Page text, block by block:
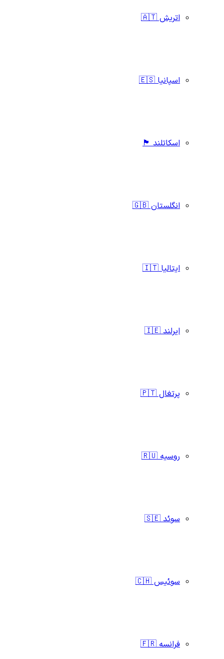
اتریش 🇦🇹
اسپانیا 🇪🇸
اسکاتلند 🏴󠁧󠁢󠁳󠁣󠁴󠁿
انگلستان 🇬🇧
ایتالیا 🇮🇹
ایرلند 🇮🇪
پرتغال 🇵🇹
روسیه 🇷🇺
سوئد 🇸🇪
سوئیس 🇨🇭
فرانسه 🇫🇷